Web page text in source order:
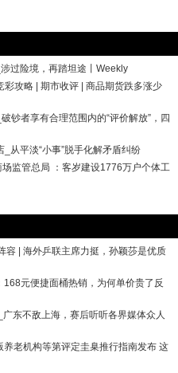
过险境，再踏坦途丨Weekly
攻略 | 期市收评 | 商品期货跌多涨少
钞者享有合理范围内的“评价解放”，四
从平淡“小事”脱手化解矛盾纠纷
监管总局 ：客岁建设1776万户个体工
容 | 海外乒联主席力挺，孙颖莎是优质
元便捷面桶热销，为何单价贵了反
东不敌上海，赛后听听各界媒体众人
老机构等第评定圭臬推行指南发布 这